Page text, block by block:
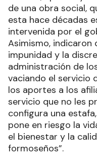
de una obra social,
esta hace décadas
intervenida por el
Asimismo, indicaron
impunidad y la
administración de
vaciando el servicio
los aportes a los
servicio que no les
configura una
pone en riesgo la
el bienestar y la
formoseños”.